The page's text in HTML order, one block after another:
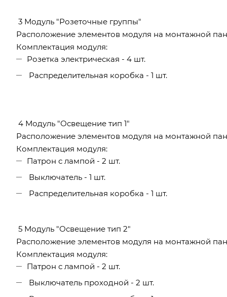
3 Модуль "Розеточные группы"
Расположение элементов модуля на монтажной
Комплектация модуля:
Розетка электрическая - 4 шт.
Распределительная коробка - 1 шт.
4 Модуль "Освещение тип 1"
Расположение элементов модуля на монтажной
Комплектация модуля:
Патрон с лампой - 2 шт.
Выключатель - 1 шт.
Распределительная коробка - 1 шт.
5 Модуль "Освещение тип 2"
Расположение элементов модуля на монтажной
Комплектация модуля:
Патрон с лампой - 2 шт.
Выключатель проходной - 2 шт.